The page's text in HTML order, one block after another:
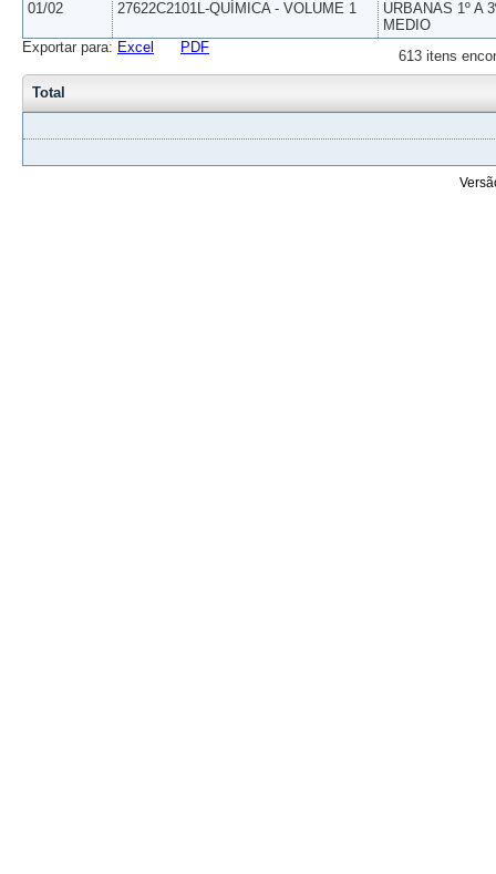
01/02 27622C2101L-QUÍMICA - VOLUME 1
URBANAS 1º A
MEDIO
613 itens
Exportar para: Excel PDF
Total